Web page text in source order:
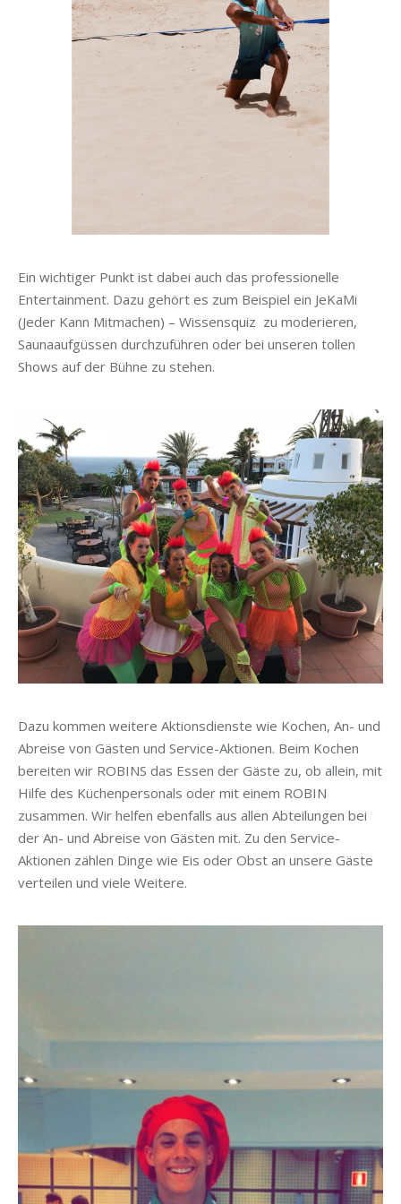
Ein wichtiger Punkt ist dabei auch das professionelle
Entertainment. Dazu gehört es zum Beispiel ein JeKaMi
(Jeder Kann Mitmachen) – Wissensquiz zu moderieren,
Saunaaufgüssen durchzuführen oder bei unseren tollen
Shows auf der Bühne zu stehen.
Dazu kommen weitere Aktionsdienste wie Kochen, An- und
Abreise von Gästen und Service-Aktionen. Beim Kochen
bereiten wir ROBINS das Essen der Gäste zu, ob allein, mit
Hilfe des Küchenpersonals oder mit einem ROBIN
zusammen. Wir helfen ebenfalls aus allen Abteilungen bei
der An- und Abreise von Gästen mit. Zu den Service-
Aktionen zählen Dinge wie Eis oder Obst an unsere Gäste
verteilen und viele Weitere.